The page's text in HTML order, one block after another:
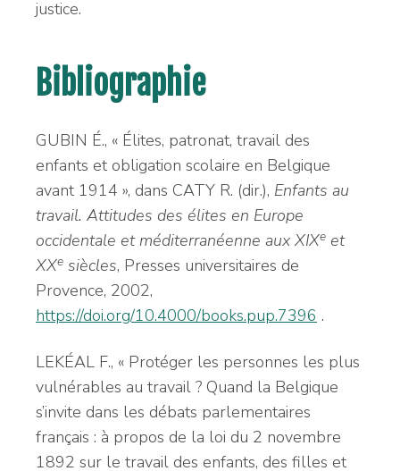
justice.
Bibliographie
GUBIN É., « Élites, patronat, travail des
enfants et obligation scolaire en Belgique
avant 1914 », dans CATY R. (dir.), Enfants au
travail. Attitudes des élites en Europe
occidentale et méditerranéenne aux XIXe et
XXe siècles, Presses universitaires de
Provence, 2002,
https://doi.org/10.4000/books.pup.7396 .
LEKÉAL F., « Protéger les personnes les plus
vulnérables au travail ? Quand la Belgique
s’invite dans les débats parlementaires
français : à propos de la loi du 2 novembre
1892 sur le travail des enfants, des filles et